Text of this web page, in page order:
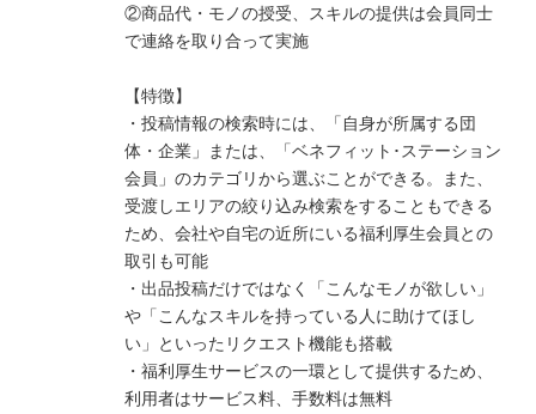
②商品代・モノの授受、スキルの提供は会員同士
で連絡を取り合って実施
【特徴】
・投稿情報の検索時には、「自身が所属する団
体・企業」または、「ベネフィット･ステーション
会員」のカテゴリから選ぶことができる。また、
受渡しエリアの絞り込み検索をすることもできる
ため、会社や自宅の近所にいる福利厚生会員との
取引も可能
・出品投稿だけではなく「こんなモノが欲しい」
や「こんなスキルを持っている人に助けてほし
い」といったリクエスト機能も搭載
・福利厚生サービスの一環として提供するため、
利用者はサービス料、手数料は無料